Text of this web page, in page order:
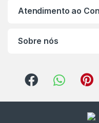
Atendimento ao
Sobre nós